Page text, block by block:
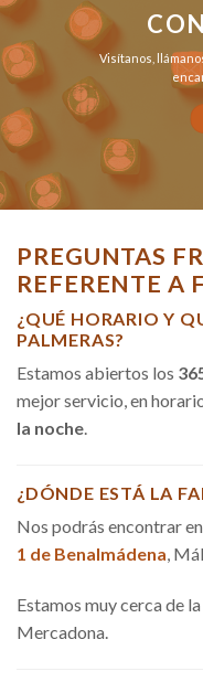
Visítanos,
PREGUNTAS
REFERENTE A
¿QUÉ HORARIO Y
PALMERAS?
Estamos abiertos los
mejor servicio, en
la noche.
¿DÓNDE ESTÁ LA
Nos podrás encontrar
1 de Benalmádena,
Estamos muy cerca de
Mercadona.